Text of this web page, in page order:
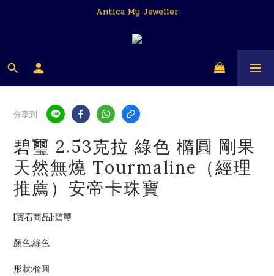
Antica My Jeweller
Antica My Jeweller
安帝卡 我的珠寶商
分享到
碧璽 2.53克拉 綠色 橢圓 剛果
天然無燒 Tourmaline（經理
推薦）安帝卡珠寶
[寶石商品]:碧璽
顏色:綠色
形狀:橢圓